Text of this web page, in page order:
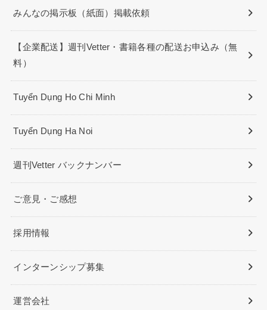
みんなの掲示板（紙面）掲載依頼
【企業配送】週刊Vetter・書籍各種の配送お申込み（無
料）
Tuyển Dụng Ho Chi Minh
Tuyển Dụng Ha Noi
週刊Vetter バックナンバー
ご意見・ご感想
採用情報
インターンシップ募集
運営会社